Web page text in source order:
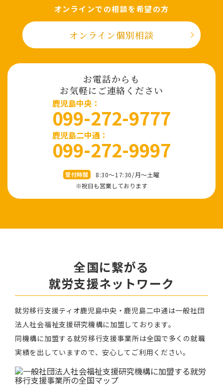
オンラインでの相談を希望の⽅
オンライン個別相談
お電話からも
お気軽にご連絡ください
⿅児島中央：
099-272-9777
鹿児島二中通：
099-272-9997
受付時間
8:30～17:30/⽉〜⼟曜
※祝⽇も営業しております
全国に繋がる
就労⽀援ネットワーク
就労移⾏⽀援ティオ⿅児島中央・鹿児島二中通は⼀般社団
法⼈社会福祉⽀援研究機構に加盟しております。
同機構に加盟する就労移⾏⽀援事業所は全国で多くの就職
実績を出していますので、安⼼してご利⽤ください。